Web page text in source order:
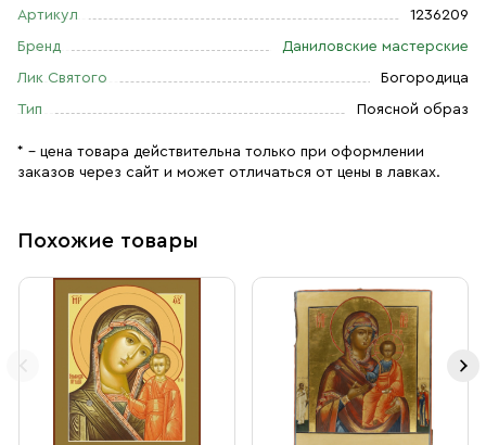
Артикул 1236209
Бренд Даниловские мастерские
Лик Святого Богородица
Тип Поясной образ
* – цена товара действительна только при оформлении
заказов через сайт и может отличаться от цены в лавках.
Похожие товары